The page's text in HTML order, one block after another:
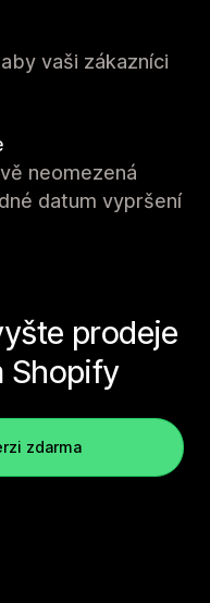
vaši zákazníci
neomezená
datum vypršení
prodeje
Shopify
zdarma